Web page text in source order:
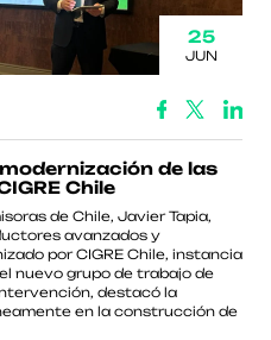
25
JUN
de las
Chile
de Chile, Javier Tapia,
avanzados y
por CIGRE Chile, instancia
nuevo grupo de trabajo de
destacó la
en la construcción de